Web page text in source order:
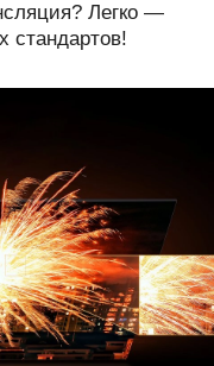
Легко —
стандартов!